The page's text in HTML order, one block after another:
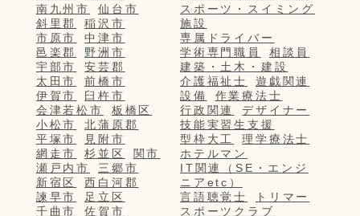
南九州市
仙台市
斜里郡
稲沢市
市原市
中津市
邑楽郡
野洲市
宇部市
安芸郡
太田市
前橋市
伊賀市
臼杵市
会津若松市
板橋区
小松市
北蒲原郡
平塚市
見附市
網走市
杉並区
関市
瀬戸内市
三郷市
新宿区
西白河郡
諫早市
足立区
千曲市
佐賀市
スポーツ・スイミング
施設
専属ドライバー
学術専門職員
相談員
建築・土木・建設
介護福祉士
遊戯関連
設備
作業療法士
行政関連
デザイナー
技能実習生支援
型枠大工
理学療法士
ホテルマン
IT関連（SE・エンジ
ニアetc）
言語聴覚士
トリマー
スポーツクラブ